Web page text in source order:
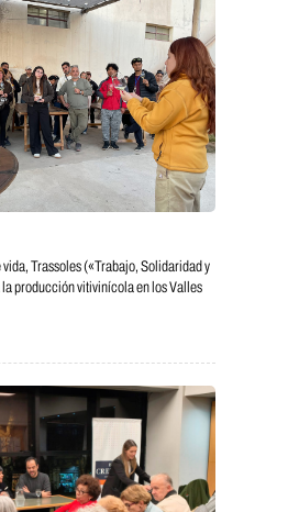
vida, Trassoles («Trabajo, Solidaridad y
la producción vitivinícola en los Valles